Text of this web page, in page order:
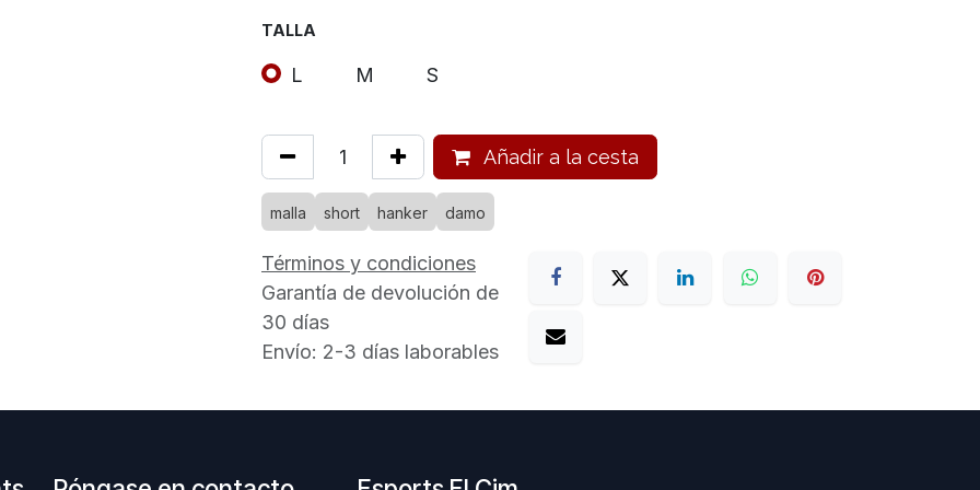
TALLA
L M S
Añadir a la cesta
malla short hanker damo
Términos y condiciones
Garantía de devolución de
30 días
Envío: 2-3 días laborables